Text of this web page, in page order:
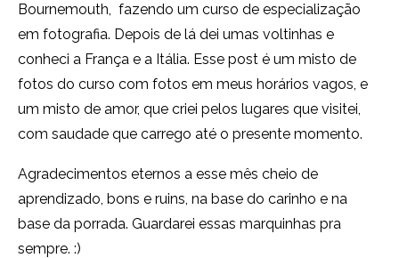
Bournemouth, fazendo um curso de especialização
em fotografia. Depois de lá dei umas voltinhas e
conheci a França e a Itália. Esse post é um misto de
fotos do curso com fotos em meus horários vagos, e
um misto de amor, que criei pelos lugares que visitei,
com saudade que carrego até o presente momento.
Agradecimentos eternos a esse mês cheio de
aprendizado, bons e ruins, na base do carinho e na
base da porrada. Guardarei essas marquinhas pra
sempre. :)